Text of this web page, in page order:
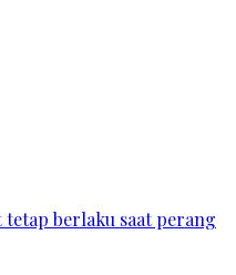
berlaku saat perang